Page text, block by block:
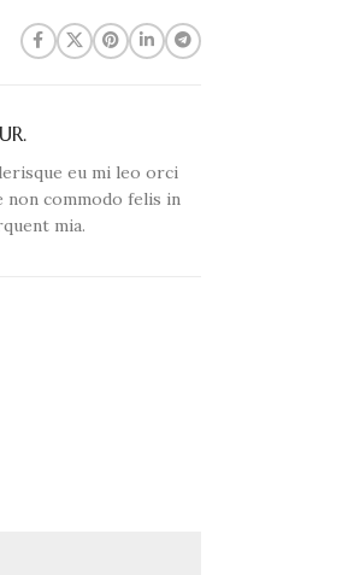
eu mi leo orci
commodo felis in
mia.